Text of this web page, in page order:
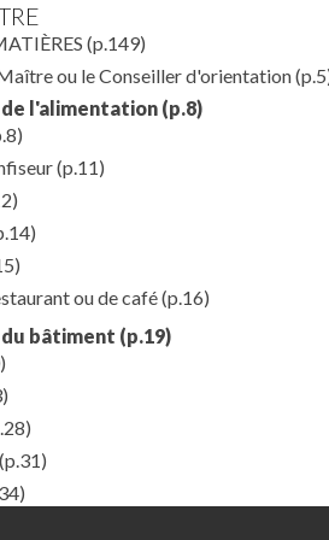
(p.149)
ou le Conseiller d'orientation
l'alimentation (p.8)
(p.11)
ou de café(p.16)
bâtiment (p.19)
(p.31)